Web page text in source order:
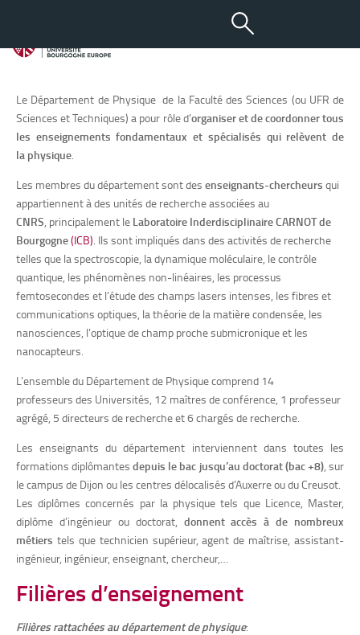
Département de physique
Descriptif
Le Département de Physique de la Faculté des Sciences (ou UFR de
Sciences et Techniques) a pour rôle d’organiser et de coordonner tous
les enseignements fondamentaux et spécialisés qui relèvent de
la physique.
Les membres du département sont des enseignants-chercheurs qui
appartiennent à des unités de recherche associées au
CNRS, principalement le Laboratoire Inderdisciplinaire CARNOT de
Bourgogne(ICB). Ils sont impliqués dans des activités de recherche
telles que la spectroscopie, la dynamique moléculaire, le contrôle
quantique, les phénomènes non-linéaires, les processus
femtosecondes et l’étude des champs lasers intenses, les fibres et
communications optiques, la théorie de la matière condensée, les
nanosciences, l’optique de champ proche submicronique et les
nanocapteurs.
L’ensemble du Département de Physique comprend 14
professeurs des Universités, 12 maîtres de conférence, 1 professeur
agrégé, 5 directeurs de recherche et 6 chargés de recherche.
Les enseignants du département interviennent dans toutes les
formations diplômantesdepuis le bac jusqu’au doctorat (bac +8), sur
le campus de Dijon ou les centres délocalisés d’Auxerre ou du Creusot.
Les diplômes concernés par la physique tels que Licence, Master,
diplôme d’ingénieur ou doctorat, donnent accès à de nombreux
métiers tels que technicien supérieur, agent de maîtrise, assistant-
ingénieur, ingénieur, enseignant, chercheur,…
Filières d’enseignement
Filières rattachées au département de physique: